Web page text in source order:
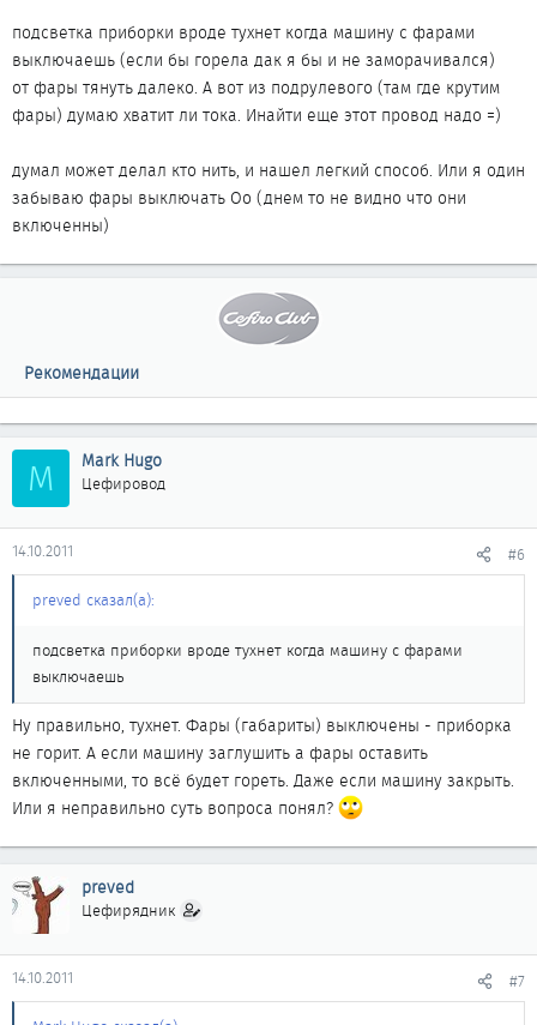
подсветка приборки вроде тухнет когда машину с фарами
выключаешь (если бы горела дак я бы и не заморачивался)
от фары тянуть далеко. А вот из подрулевого (там где крутим
фары) думаю хватит ли тока. Инайти еще этот провод надо =)
думал может делал кто нить, и нашел легкий способ. Или я один
забываю фары выключать Оо (днем то не видно что они
включенны)
Рекомендации
M Mark Hugo
Цефировод
14.10.2011 #6
preved сказал(а):
подсветка приборки вроде тухнет когда машину с фарами
выключаешь
Ну правильно, тухнет. Фары (габариты) выключены - приборка
не горит. А если машину заглушить а фары оставить
включенными, то всё будет гореть. Даже если машину закрыть.
Или я неправильно суть вопроса понял?
preved
Цефирядник
14.10.2011 #7